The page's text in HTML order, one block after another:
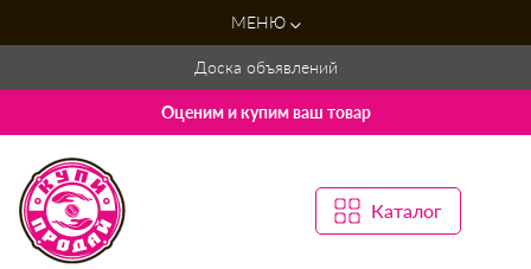
МЕНЮ
Доска объявлений
Оценим и купим ваш товар
Каталог